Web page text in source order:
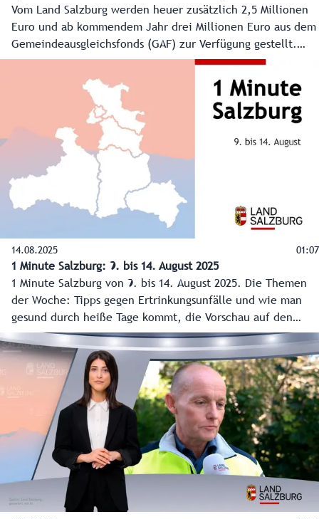
Vom Land Salzburg werden heuer zusätzlich 2,5 Millionen
Euro und ab kommendem Jahr drei Millionen Euro aus dem
Gemeindeausgleichsfonds (GAF) zur Verfügung gestellt.
Damit sollen die Gemeinden vor allem beim Ausbau von
Kindergärten unterstützt werden. Das hat Landeshauptfrau
Karoline Edtstadler dem Gemeindeverbandspräsidenten
Manfred Sampl bei seinem Antrittsbesuch zugesichert.
14.08.2025 01:07
1 Minute Salzburg: 9. bis 14. August 2025
1 Minute Salzburg von 9. bis 14. August 2025. Die Themen
der Woche: Tipps gegen Ertrinkungsunfälle und wie man
gesund durch heiße Tage kommt, die Vorschau auf den
heurigen Bauernherbst und eine Zwischenbilanz der
Wohnbauförderung 2025.